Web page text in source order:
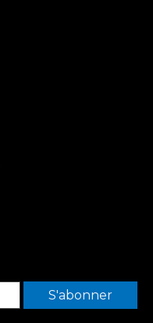
S'abonner